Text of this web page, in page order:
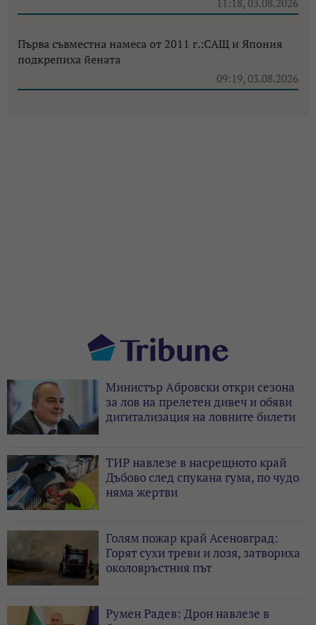
Първа съвместна намеса от 2011 г.:САЩ и Япония
подкрепиха йената
09:19, 03.08.2026
Министър Абровски откри сезона
за лов на прелетен дивеч и обяви
дигитализация на ловните билети
ТИР навлезе в насрещното край
Дъбово след спукана гума, по чудо
няма жертви
Голям пожар край Асеновград:
Горят сухи треви и лозя, затвориха
околовръстния път
Румен Радев: Дрон навлезе в